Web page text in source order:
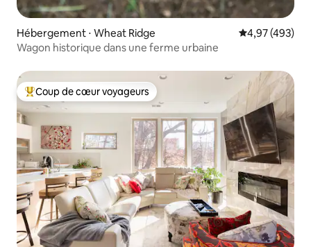
Hébergement ⋅ Wheat Ridge Évaluation
4,97 (493)
Wagon historique dans une ferme urbaine
Coups de cœur voyageurs les plus appréciés
Coup de cœur voyageurs